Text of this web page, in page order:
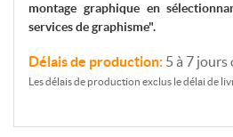
montage graphique en
services de graphisme".
Délais de production: 5 à 7 jours
Les délais de production exclus le délai de